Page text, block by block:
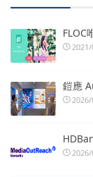
FLOC
鎧應